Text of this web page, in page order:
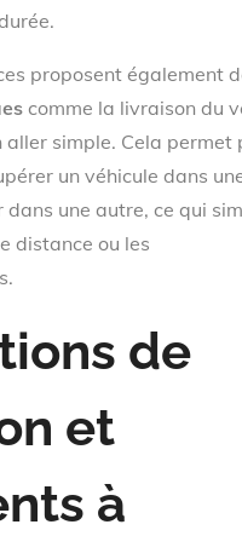
proposent également
comme la livraison du
aller simple. Cela permet
un véhicule dans
une autre, ce qui
distance ou les
de
et
à